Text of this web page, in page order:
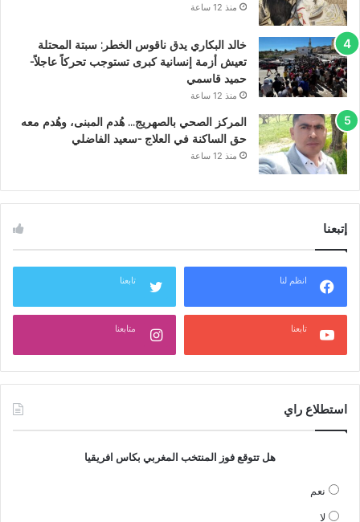
منذ 12 ساعة
خالد البكاري يدق ناقوس الخطر: سبتة المحتلة
تعيش أزمة إنسانية كبرى تستوجب تحركاً عاجلاً-
حميد قاسمي
منذ 12 ساعة
المركز الصحي بالصهريج… هُدم المبنى، وهُدم معه
حق الساكنة في العلاج -سعيد الفاضلي
منذ 12 ساعة
إتبعنا
انظم لنا تابعنا
تابعنا متابعنا
استطلاع راي
هل تتوقع فوز المنتخب المغربي بكاس افريقيا
نعم
لا